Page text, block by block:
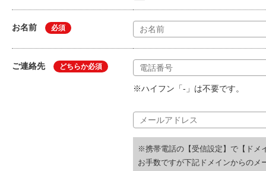
お名前 必須
ご連絡先 どちらか必須
※ハイフン「-」は不要です。
※携帯電話の【受信設定】で【ドメ
お手数ですが下記ドメインからのメ